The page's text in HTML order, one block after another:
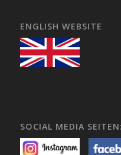
ENGLISH WEBSITE
SOCIAL MEDIA SEITEN: